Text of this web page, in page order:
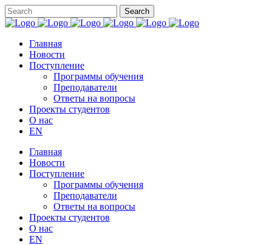
Главная
Новости
Поступление
Программы обучения
Преподаватели
Ответы на вопросы
Проекты студентов
О нас
EN
Главная
Новости
Поступление
Программы обучения
Преподаватели
Ответы на вопросы
Проекты студентов
О нас
EN